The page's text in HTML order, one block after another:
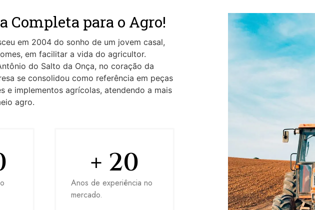
Completa para o Agro!
em 2004 do sonho de um jovem casal,
em facilitar a vida do agricultor.
do Salto da Onça, no coração da
se consolidou como referência em peças
e implementos agrícolas, atendendo a mais
agro.
Anos de experiência no
mercado.
+ 20